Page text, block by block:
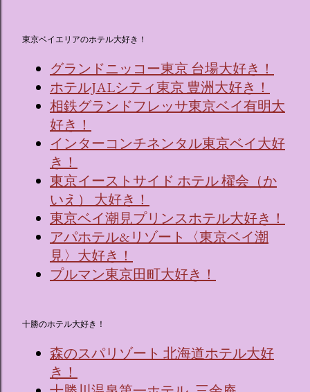
東京ベイエリアのホテル大好き！
グランドニッコー東京 台場大好き！
ホテルJALシティ東京 豊洲大好き！
相鉄グランドフレッサ東京ベイ有明大
好き！
インターコンチネンタル東京ベイ大好
き！
東京イーストサイド ホテル 櫂会（か
いえ） 大好き！
東京ベイ潮見プリンスホテル大好き！
アパホテル&リゾート〈東京ベイ潮
見〉大好き！
プルマン東京田町大好き！
十勝のホテル大好き！
森のスパリゾート 北海道ホテル大好
き！